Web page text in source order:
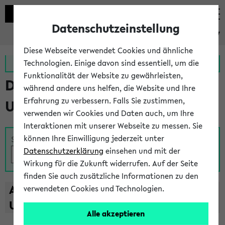
eKVV
Zur MeineUni App Zum MeineUni Portal
Das Lehrangebot der
Universität Bielefeld
Suche
A B C D E F G H I J K L M N O
U
V W X Y
Z
Datenschutzeinstellung
Diese Webseite verwendet Cookies und ähnliche
Technologien. Einige davon sind essentiell, um die
Funktionalität der Website zu gewährleisten,
während andere uns helfen, die Website und Ihre
Erfahrung zu verbessern. Falls Sie zustimmen,
verwenden wir Cookies und Daten auch, um Ihre
Interaktionen mit unserer Webseite zu messen. Sie
können Ihre Einwilligung jederzeit unter
Datenschutzerklärung einsehen und mit der
Wirkung für die Zukunft widerrufen. Auf der Seite
finden Sie auch zusätzliche Informationen zu den
verwendeten Cookies und Technologien.
Alle akzeptieren